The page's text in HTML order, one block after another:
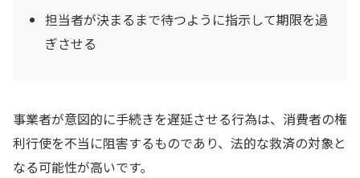
担当者が決まるまで待つように指示して期限を過
ぎさせる
事業者が意図的に手続きを遅延させる行為は、消費者の権
利行使を不当に阻害するものであり、法的な救済の対象と
なる可能性が高いです。